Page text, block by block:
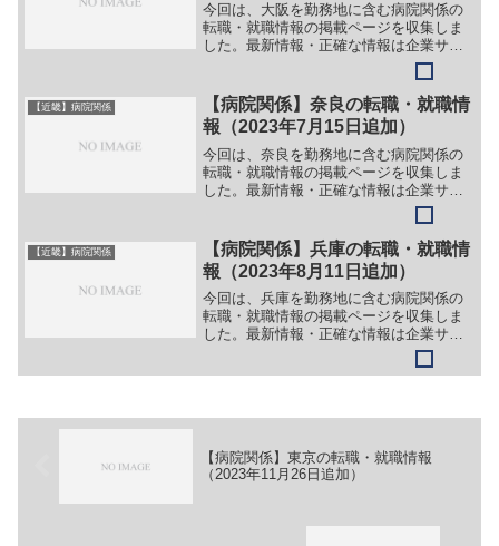
今回は、大阪を勤務地に含む病院関係の
転職・就職情報の掲載ページを収集しま
した。最新情報・正確な情報は企業サイ
トでご確認ください。①【会社名】社会
医療法人 協和会 北大阪病院【職務】
［新卒］＞＞（１）看護師＞＞（２）薬
剤師＞＞（３）理学療法士...
【近畿】病院関係
【病院関係】奈良の転職・就職情
報（2023年7月15日追加）
今回は、奈良を勤務地に含む病院関係の
転職・就職情報の掲載ページを収集しま
した。最新情報・正確な情報は企業サイ
トでご確認ください。①【会社名】医療
法人 友紘会 奈良友紘会病院【職務】
［常勤］＞＞（１）医師（内科）＞＞
（２）薬剤師＞＞（３）社会...
【近畿】病院関係
【病院関係】兵庫の転職・就職情
報（2023年8月11日追加）
今回は、兵庫を勤務地に含む病院関係の
転職・就職情報の掲載ページを収集しま
した。最新情報・正確な情報は企業サイ
トでご確認ください。①【会社名】兵庫
県立尼崎総合医療センター【職務】＞＞
【病院関係】東京の転職・就職情報
（2023年11月26日追加）